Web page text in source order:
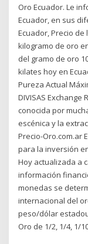
Oro Ecuador. Le
Ecuador, en sus
Ecuador, Precio
kilogramo de oro
del gramo de oro
kilates hoy en
Pureza Actual
DIVISAS Exchange
conocida por
escénica y la
Precio-Oro.com.ar
para la inversión
Hoy actualizada a
información
monedas se
internacional del
peso/dólar
Oro de 1/2, 1/4, 1/